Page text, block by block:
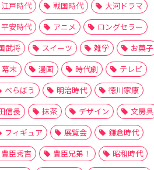
江戸時代 戦国時代
大河ドラマ
平安時代
アニメ
ロングセラー
武将
スイーツ 雑学
お菓子
幕末
漫画 時代劇
テレビ
べらぼう
明治時代
徳川家康
信長
抹茶 デザイン
文房具
フィギュア
展覧会
鎌倉時代
豊臣秀吉
豊臣兄弟！
昭和時代